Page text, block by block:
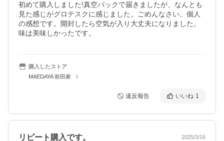
初めて購入しました!真空パックで届きましたが、なんとも
見た感じがグロテスクに感じました。ごめんなさい。個人
の感想です。開封したら空気が入り大丈夫になりました。
味は美味しかったです。
購入したストア
MAEDAYA 前田家
違反報告 いいね 1
リピート購入です。 2025/3/16